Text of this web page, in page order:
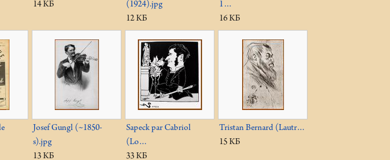
14 КБ
(1924).jpg
12 КБ
1…
16 КБ
Josef Gungl (~1850-
s).jpg
13 КБ
Sapeck par Cabriol
(Lo…
33 КБ
Tristan Bernard (Lautr…
15 КБ